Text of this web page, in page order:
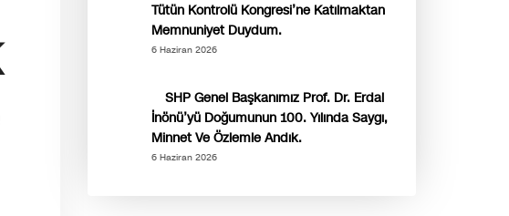
Tütün Kontrolü Kongresi’ne Katılmaktan
Memnuniyet Duydum.
6 Haziran 2026
SHP Genel Başkanımız Prof. Dr. Erdal
İnönü’yü Doğumunun 100. Yılında Saygı,
Minnet Ve Özlemle Andık.
6 Haziran 2026